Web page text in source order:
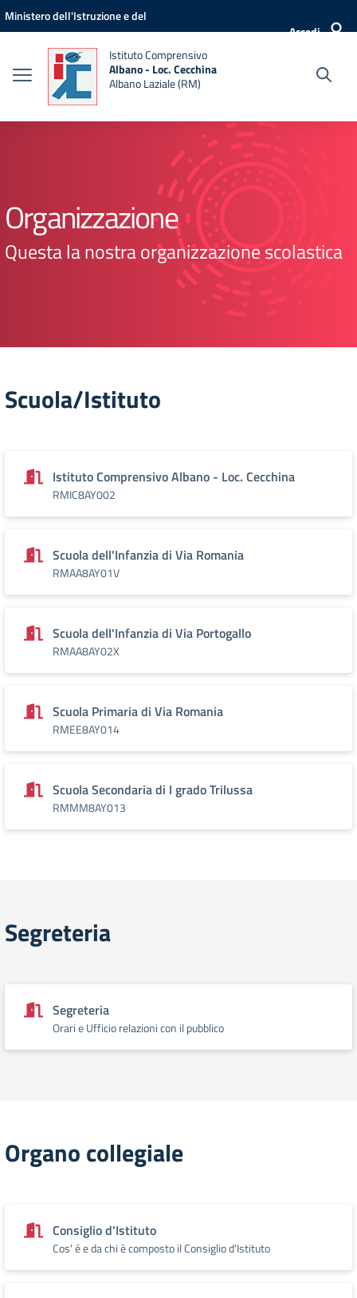
Vai ai contenuti
Vai al menu di navigazione
Vai al footer
Ministero dell'Istruzione e del
Accedi
Istituto Comprensivo
Albano - Loc. Cecchina
Albano Laziale (RM)
Organizzazione
Questa la nostra organizzazione scolastica
Scuola/Istituto
Istituto Comprensivo Albano - Loc. Cecchina
RMIC8AY002
Scuola dell'Infanzia di Via Romania
RMAA8AY01V
Scuola dell'Infanzia di Via Portogallo
RMAA8AY02X
Scuola Primaria di Via Romania
RMEE8AY014
Scuola Secondaria di I grado Trilussa
RMMM8AY013
Segreteria
Segreteria
Orari e Ufficio relazioni con il pubblico
Organo collegiale
Consiglio d'Istituto
Cos' é e da chi è composto il Consiglio d'Istituto